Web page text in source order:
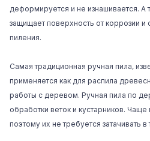
деформируется и не изнашивается. А
защищает поверхность от коррозии
пиления.
Самая традиционная ручная пила,
применяется как для распила
работы с деревом. Ручная пила по
обработки веток и кустарников. Чаще
поэтому их не требуется затачивать